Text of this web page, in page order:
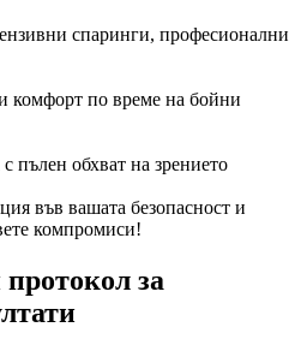
спаринги, професионални
комфорт по време на бойни
пълен обхват на зрението
във вашата безопасност и
компромиси!
за